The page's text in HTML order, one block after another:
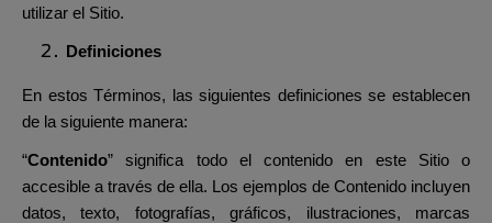
utilizar el Sitio.
Definiciones
En estos Términos, las siguientes definiciones se establecen
de la siguiente manera:
“Contenido” significa todo el contenido en este Sitio o
accesible a través de ella. Los ejemplos de Contenido incluyen
datos, texto, fotografías, gráficos, ilustraciones, marcas